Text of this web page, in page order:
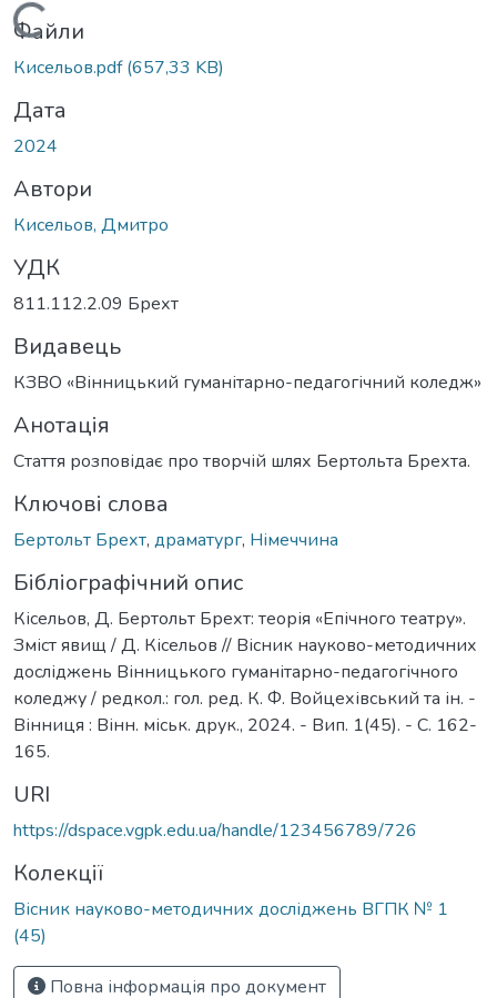
Вантажиться...
Файли
Кисельов.pdf(657,33 KB)
Дата
2024
Автори
Кисельов, Дмитро
УДК
811.112.2.09 Брехт
Видавець
КЗВО «Вінницький гуманітарно-педагогічний коледж»
Анотація
Стаття розповідає про творчій шлях Бертольта Брехта.
Ключові слова
Бертольт Брехт, драматург, Німеччина
Бібліографічний опис
Кісельов, Д. Бертольт Брехт: теорія «Епічного театру».
Зміст явищ / Д. Кісельов // Вісник науково-методичних
досліджень Вінницького гуманітарно-педагогічного
коледжу / редкол.: гол. ред. К. Ф. Войцехівський та ін. -
Вінниця : Вінн. міськ. друк., 2024. - Вип. 1(45). - С. 162-
165.
URI
https://dspace.vgpk.edu.ua/handle/123456789/726
Колекції
Вісник науково-методичних досліджень ВГПК № 1
(45)
Повна інформація про документ